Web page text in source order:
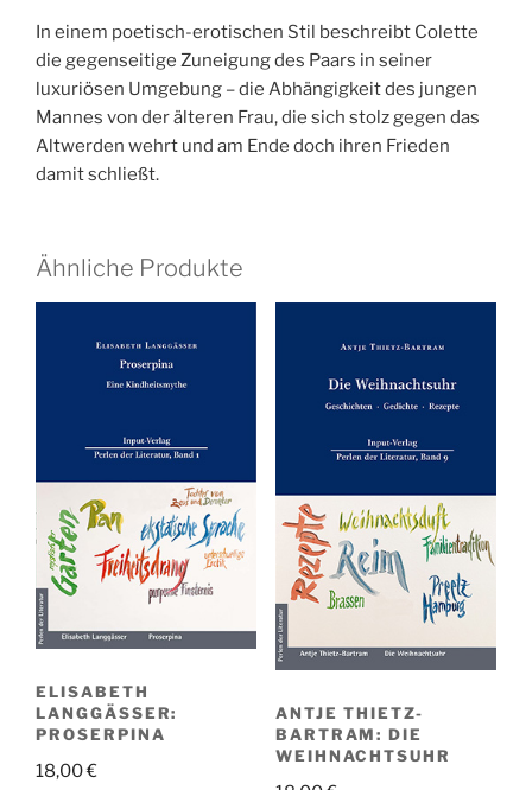
In einem poetisch-erotischen Stil beschreibt Colette
die gegenseitige Zuneigung des Paars in seiner
luxuriösen Umgebung – die Abhängigkeit des jungen
Mannes von der älteren Frau, die sich stolz gegen das
Altwerden wehrt und am Ende doch ihren Frieden
damit schließt.
Ähnliche Produkte
ELISABETH
LANGGÄSSER:
PROSERPINA
18,00€
ANTJE THIETZ-
BARTRAM: DIE
WEIHNACHTSUHR